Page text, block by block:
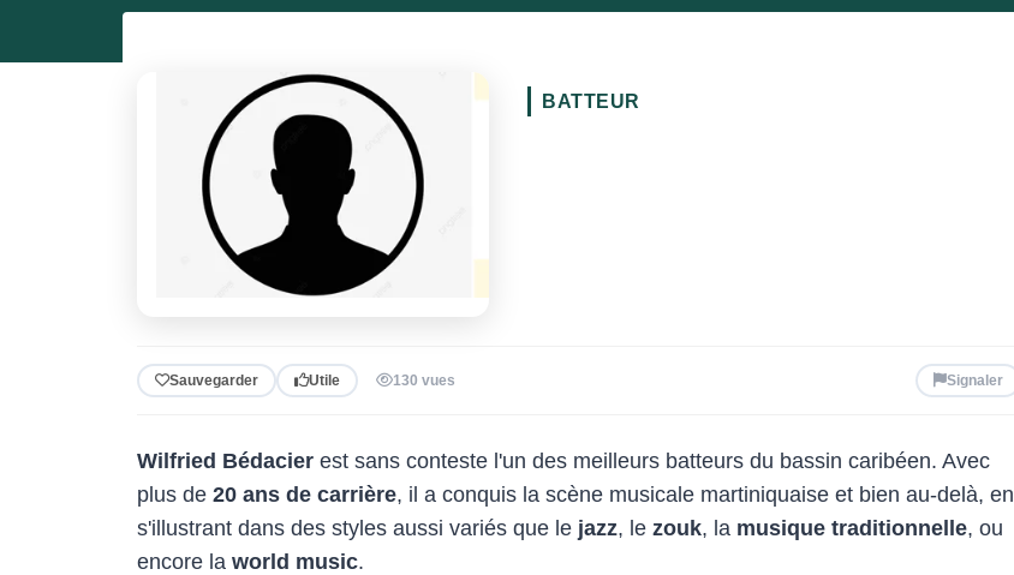
BATTEUR
Sauvegarder Utile 130 vues Signaler
Wilfried Bédacier est sans conteste l'un des meilleurs batteurs du bassin caribéen. Avec
plus de 20 ans de carrière, il a conquis la scène musicale martiniquaise et bien au-delà, en
s'illustrant dans des styles aussi variés que le jazz, le zouk, la musique traditionnelle, ou
encore la world music.